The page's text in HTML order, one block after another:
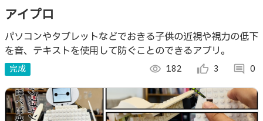
アイプロ
パソコンやタブレットなどでおきる子供の近視や視力の低下
を音、テキストを使用して防ぐことのできるアプリ。
完成 visibility 182 thumb_up_alt 3 comment 0